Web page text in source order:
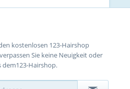
kostenlosen 123-Hairshop
Sie keine Neuigkeit oder
Hairshop.